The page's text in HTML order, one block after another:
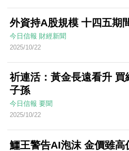
外資持A股規模 十四五期
今日信報 財經新聞
2025/10/22
祈連活：黃金長遠看升 買
子孫
今日信報 要聞
2025/10/22
鱷王警告AI泡沫 金價雖高